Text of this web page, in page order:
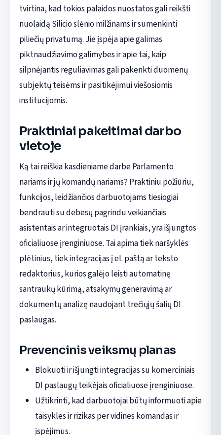
tvirtina, kad tokios palaidos nuostatos gali reikšti
nuolaidą Silicio slėnio milžinams ir sumenkinti
piliečių privatumą. Jie įspėja apie galimas
piktnaudžiavimo galimybes ir apie tai, kaip
silpnėjantis reguliavimas gali pakenkti duomenų
subjektų teisėms ir pasitikėjimui viešosiomis
institucijomis.
Praktiniai pakeitimai darbo
vietoje
Ką tai reiškia kasdieniame darbe Parlamento
nariams ir jų komandų nariams? Praktiniu požiūriu,
funkcijos, leidžiančios darbuotojams tiesiogiai
bendrauti su debesų pagrindu veikiančiais
asistentais ar integruotais DI įrankiais, yra išjungtos
oficialiuose įrenginiuose. Tai apima tiek naršyklės
plėtinius, tiek integracijas į el. paštą ar teksto
redaktorius, kurios galėjo leisti automatinę
santraukų kūrimą, atsakymų generavimą ar
dokumentų analizę naudojant trečiųjų šalių DI
paslaugas.
Prevencinis veiksmų planas
Blokuoti ir išjungti integracijas su komerciniais
DI paslaugų teikėjais oficialiuose įrenginiuose.
Užtikrinti, kad darbuotojai būtų informuoti apie
taisykles ir rizikas per vidines komandas ir
įspėjimus.